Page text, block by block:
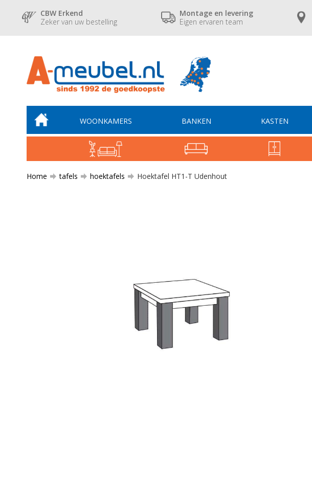
CBW Erkend
Zeker van uw bestelling
Montage en levering
Eigen ervaren team
WOONKAMERS BANKEN KASTEN
Home tafels hoektafels Hoektafel HT1-T Udenhout